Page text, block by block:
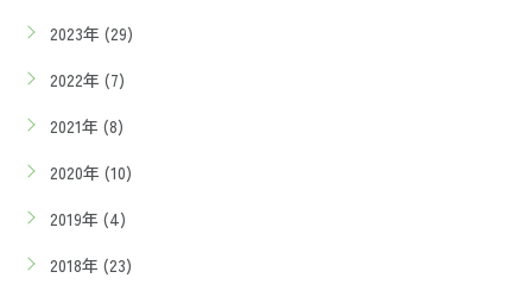
2023年 (29)
2022年 (7)
2021年 (8)
2020年 (10)
2019年 (4)
2018年 (23)